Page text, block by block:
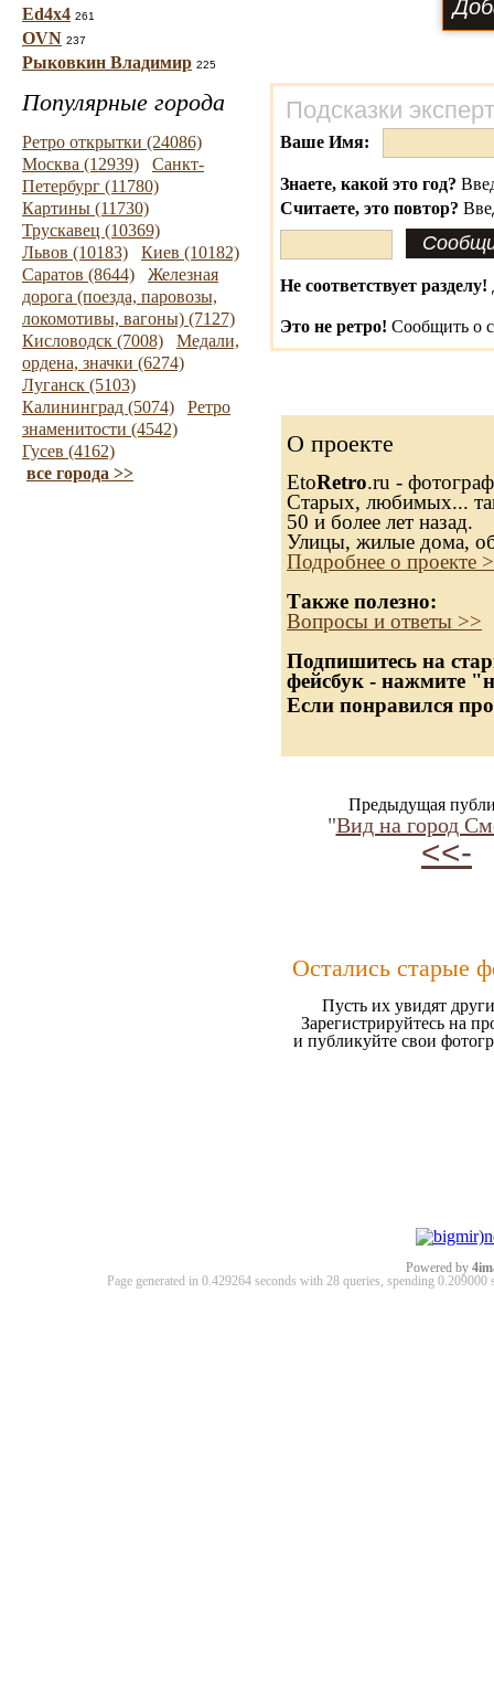
Ed4x4 261
OVN 237
Рыковкин Владимир 225
Популярные города
Ретро открытки (24086)
Москва (12939)
Санкт-
Петербург (11780)
Картины (11730)
Трускавец (10369)
Львов (10183)
Киев (10182)
Саратов (8644)
Железная
дорога (поезда, паровозы,
локомотивы, вагоны) (7127)
Кисловодск (7008)
Медали,
ордена, значки (6274)
Луганск (5103)
Калининград (5074)
Ретро
знаменитости (4542)
Гусев (4162)
все города >>
Подсказки
Ваше Имя:
Знаете, какой это год?
Считаете, это повтор?
Не соответствует разделу!
Это не ретро! Сообщить о
О проекте
EtoRetro.ru -
Старых, любимых...
50 и более лет назад.
Улицы, жилые дома,
Подробнее о проекте
Также полезно:
Вопросы и ответы >>
Подпишитесь на
фейсбук - нажмите
Если понравился
Предыдущая
"Вид на город
<<-
Остались старые
Пусть их увидят
Зарегистрируйтесь на
и публикуйте свои
Powered by
Page generated in 0.429264 seconds with 28 queries, spending